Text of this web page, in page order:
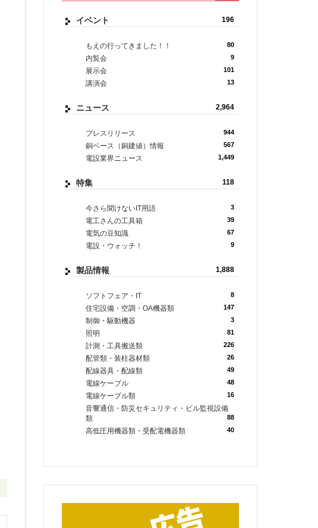
イベント 196
もえの行ってきました！！ 80
内覧会 9
展示会 101
講演会 13
ニュース 2,964
プレスリリース 944
銅ベース（銅建値）情報 567
電設業界ニュース 1,449
特集 118
今さら聞けないIT用語 3
電工さんの工具箱 39
電気の豆知識 67
電設・ウォッチ！ 9
製品情報 1,888
ソフトフェア・IT 8
住宅設備・空調・OA機器類 147
制御・駆動機器 3
照明 81
計測・工具搬送類 226
配管類・装柱器材類 26
配線器具・配線類 49
電線ケーブル 48
電線ケーブル類 16
音響通信・防災セキュリティ・ビル監視設備
類
88
高低圧用機器類・受配電機器類 40